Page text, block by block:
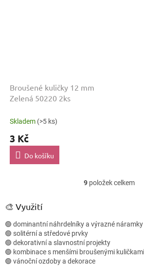
Broušené kuličky 12 mm
Zelená 50220 2ks
Skladem (>5 ks)
3 Kč
Do košíku
O
d
c
í
9položek celkem
🎨 Využití
🟢 dominantní náhrdelníky a výrazné náramky
🟢 solitérní a středové prvky
🟢 dekorativní a slavnostní projekty
🟢 kombinace s menšími broušenými kuličkami
🟢 vánoční ozdoby a dekorace